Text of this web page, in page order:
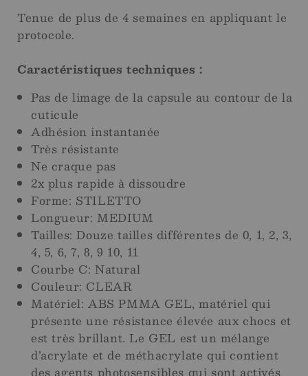
Tenue de plus de 4 semaines en appliquant le
protocole.
Caractéristiques techniques :
Pas de limage de la capsule au contour de la
cuticule
Adhésion instantanée
Très résistante
Ne craque pas
2x plus rapide à dissoudre
Forme: STILETTO
Longueur: MEDIUM
Tailles: Douze tailles différentes de 0, 1, 2, 3,
4, 5, 6, 7, 8, 9 10, 11
Courbe C: Natural
Couleur: CLEAR
Matériel: ABS PMMA GEL, matériel qui
présente une résistance élevée aux chocs et
est très brillant. Le GEL est un mélange
d’acrylate et de méthacrylate qui contient